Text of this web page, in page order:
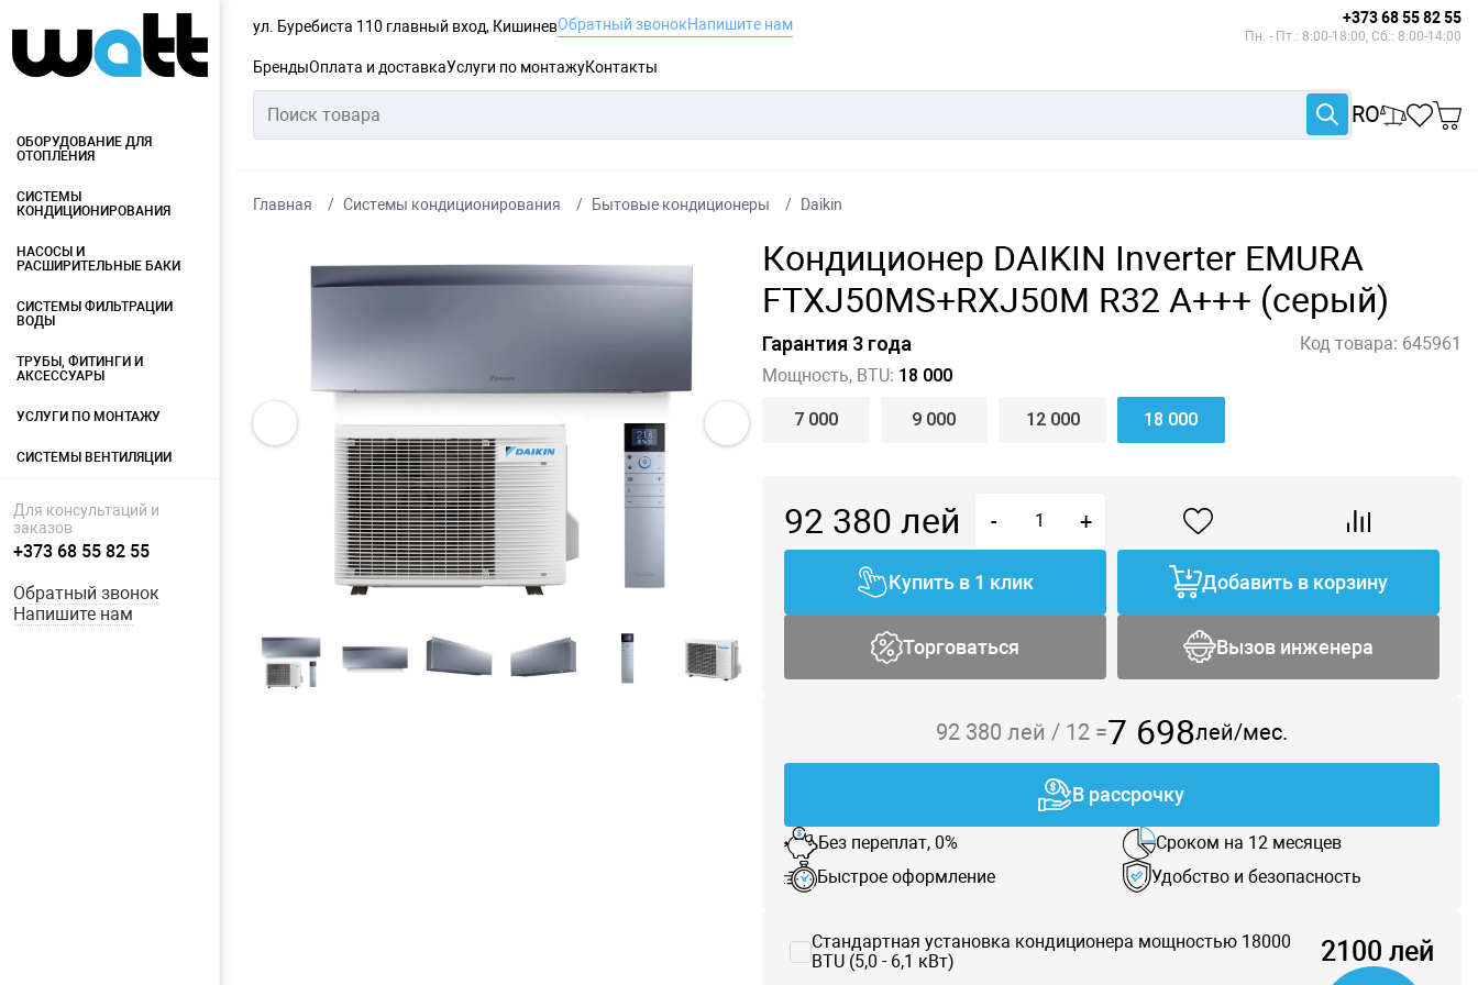
ул. Буребиста 110 главный вход, КишиневОбратный звонокНапишите нам +373 68 55 82 55
Пн. - Пт.: 8:00-18:00, Сб.: 8:00-14:00
БрендыОплата и доставкаУслуги по монтажуКонтакты
RO
ОБОРУДОВАНИЕ ДЛЯ
ОТОПЛЕНИЯ
СИСТЕМЫ
КОНДИЦИОНИРОВАНИЯ
НАСОСЫ И
РАСШИРИТЕЛЬНЫЕ БАКИ
СИСТЕМЫ ФИЛЬТРАЦИИ
ВОДЫ
ТРУБЫ, ФИТИНГИ И
АКСЕССУАРЫ
УСЛУГИ ПО МОНТАЖУ
СИСТЕМЫ ВЕНТИЛЯЦИИ
Для консультаций и
заказов
+373 68 55 82 55
Обратный звонок
Напишите нам
Главная Системы кондиционирования Бытовые кондиционеры Daikin
Кондиционер DAIKIN Inverter EMURA
FTXJ50MS+RXJ50M R32 A+++ (серый)
Гарантия 3 года Код товара: 645961
Мощность, BTU: 18 000
7 000 9 000 12 000 18 000
92 380 лей - +
Купить в 1 клик Добавить в корзину
Торговаться Вызов инженера
92 380 лей / 12=7 698лей/мес.
В рассрочку
Без переплат, 0%
Сроком на 12 месяцев
Быстрое оформление
Удобство и безопасность
Стандартная установка кондиционера мощностью 18000
BTU (5,0 - 6,1 кВт)
2100 лей